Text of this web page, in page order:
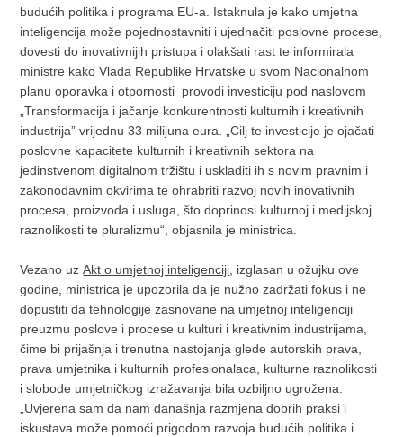
budućih politika i programa EU-a. Istaknula je kako umjetna
inteligencija može pojednostavniti i ujednačiti poslovne procese,
dovesti do inovativnijih pristupa i olakšati rast te informirala
ministre kako Vlada Republike Hrvatske u svom Nacionalnom
planu oporavka i otpornosti provodi investiciju pod naslovom
„Transformacija i jačanje konkurentnosti kulturnih i kreativnih
industrija” vrijednu 33 milijuna eura. „Cilj te investicije je ojačati
poslovne kapacitete kulturnih i kreativnih sektora na
jedinstvenom digitalnom tržištu i uskladiti ih s novim pravnim i
zakonodavnim okvirima te ohrabriti razvoj novih inovativnih
procesa, proizvoda i usluga, što doprinosi kulturnoj i medijskoj
raznolikosti te pluralizmu“, objasnila je ministrica.
Vezano uzAkt o umjetnoj inteligenciji , izglasan u ožujku ove
godine, ministrica je upozorila da je nužno zadržati fokus i ne
dopustiti da tehnologije zasnovane na umjetnoj inteligenciji
preuzmu poslove i procese u kulturi i kreativnim industrijama,
čime bi prijašnja i trenutna nastojanja glede autorskih prava,
prava umjetnika i kulturnih profesionalaca, kulturne raznolikosti
i slobode umjetničkog izražavanja bila ozbiljno ugrožena.
„Uvjerena sam da nam današnja razmjena dobrih praksi i
iskustava može pomoći prigodom razvoja budućih politika i